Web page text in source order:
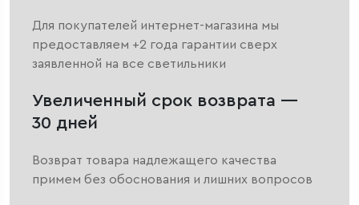
Для покупателей интернет-магазина мы
предоставляем +2 года гарантии сверх
заявленной на все светильники
Увеличенный срок возврата —
30 дней
Возврат товара надлежащего качества
примем без обоснования и лишних вопросов